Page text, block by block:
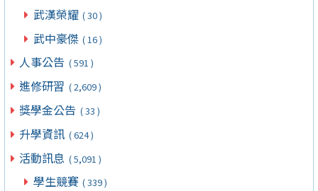
武漢榮耀 ( 30 )
武中豪傑 ( 16 )
人事公告 ( 591 )
進修研習 ( 2,609 )
獎學金公告 ( 33 )
升學資訊 ( 624 )
活動訊息 ( 5,091 )
學生競賽 ( 339 )